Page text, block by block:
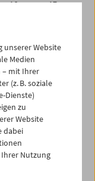
16
17
31
06
unserer Website
Medien
– mit Ihrer
(z. B. soziale
Dienste)
zu
Website
dabei
Nutzung